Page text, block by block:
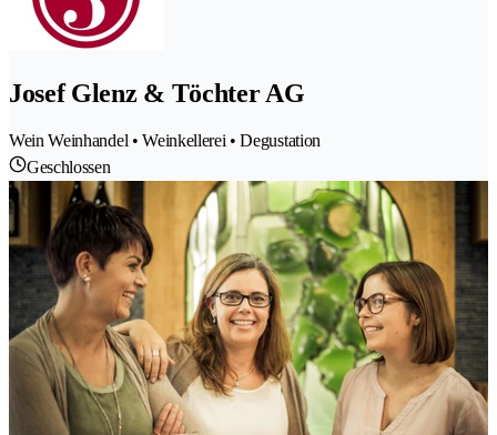
Josef Glenz & Töchter AG
Wein Weinhandel • Weinkellerei • Degustation
Geschlossen